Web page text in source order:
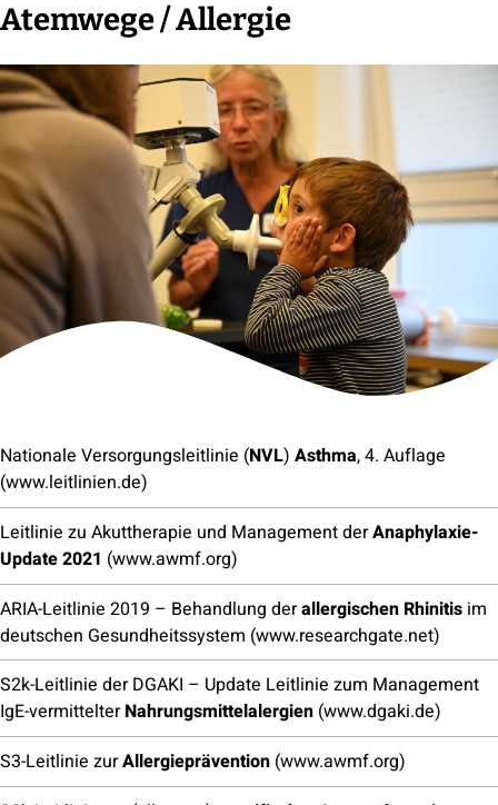
Atemwege / Allergie
Nationale Versorgungsleitlinie (NVL) Asthma, 4. Auflage
(www.leitlinien.de)
Leitlinie zu Akuttherapie und Management derAnaphylaxie-
Update 2021 (www.awmf.org)
ARIA-Leitlinie 2019 – Behandlung derallergischen Rhinitis im
deutschen Gesundheitssystem (www.researchgate.net)
S2k-Leitlinie der DGAKI – Update Leitlinie zum Management
IgE-vermittelterNahrungsmittelalergien (www.dgaki.de)
S3-Leitlinie zurAllergieprävention (www.awmf.org)